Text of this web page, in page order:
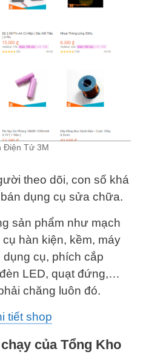
Điện Tử 3M
theo dõi, con số khá
dụng cụ sửa chữa.
sản phẩm như mạch
hàn kiện, kềm, máy
dụng cụ, phích cắp
LED, quạt đứng,…
chăng luôn đó.
tiết shop
của Tổng Kho